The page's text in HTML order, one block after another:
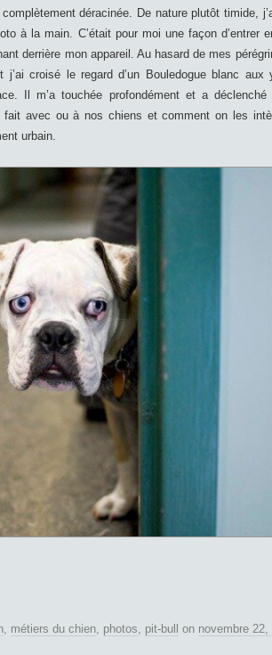
déracinée. De nature plutôt timide,
à la main. C’était pour moi une façon d’entrer
derrière mon appareil. Au hasard de mes
croisé le regard d’un Bouledogue blanc aux
Il m’a touchée profondément et a
fait avec ou à nos chiens et comment on les
urbain.
métiers du chien photos pit-bull on novembre 22,